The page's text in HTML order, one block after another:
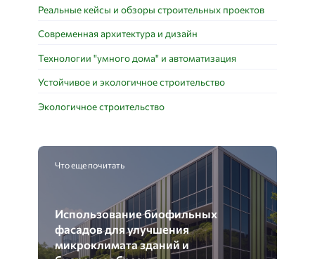
Реальные кейсы и обзоры строительных проектов
Современная архитектура и дизайн
Технологии "умного дома" и автоматизация
Устойчивое и экологичное строительство
Экологичное строительство
Что еще почитать
Использование биофильных
фасадов для улучшения
микроклимата зданий и